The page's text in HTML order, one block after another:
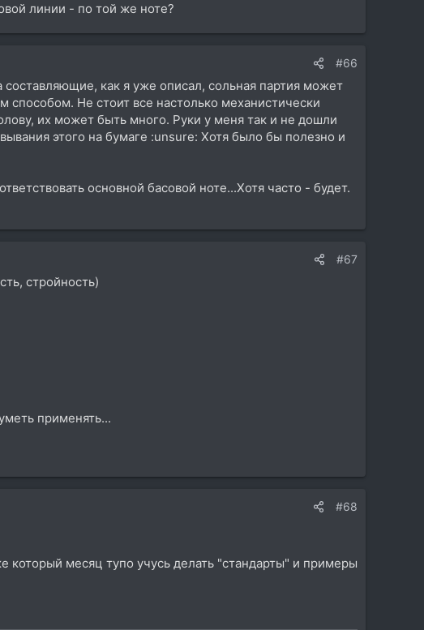
линии - по той же ноте?
#66
как я уже описал, сольная партия может
Не стоит все настолько механистически
их может быть много. Руки у меня так и не дошли
этого на бумаге :unsure: Хотя было бы полезно и
основной басовой ноте...Хотя часто - будет.
#67
стройность)
применять...
#68
который месяц тупо учусь делать "стандарты" и примеры